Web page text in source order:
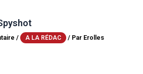
/ A LA RÉDAC / Par Erolles